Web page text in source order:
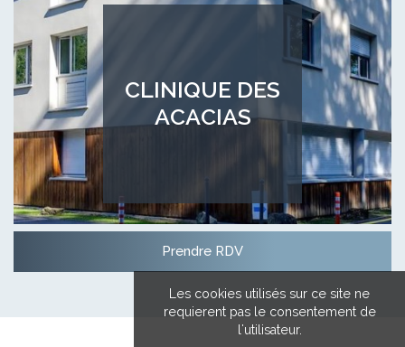
CLINIQUE DES
ACACIAS
Prendre RDV
Les cookies utilisés sur ce site ne
requierent pas le consentement de
l'utilisateur.